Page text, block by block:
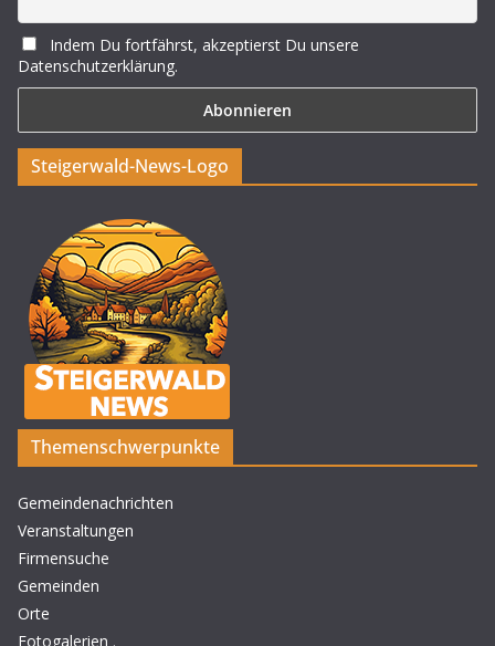
Indem Du fortfährst, akzeptierst Du unsere
Datenschutzerklärung.
Steigerwald-News-Logo
Themenschwerpunkte
Gemeindenachrichten
Veranstaltungen
Firmensuche
Gemeinden
Orte
Fotogalerien .